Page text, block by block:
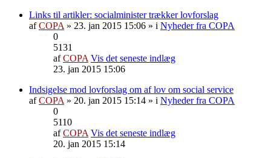
Links til artikler: socialminister trækker lovforslag
afCOPA » 23. jan 2015 15:06 » i Nyheder fra COPA
0
5131
afCOPA Vis det seneste indlæg
23. jan 2015 15:06
Indsigelse mod lovforslag om af lov om social service
afCOPA » 20. jan 2015 15:14 » i Nyheder fra COPA
0
5110
afCOPA Vis det seneste indlæg
20. jan 2015 15:14